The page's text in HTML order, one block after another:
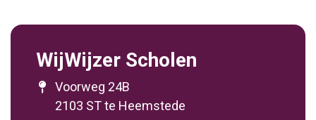
WijWijzer Scholen
Voorweg 24B
2103 ST te Heemstede